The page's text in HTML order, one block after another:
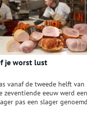
je worst lust
vanaf de tweede helft van
zeventiende eeuw werd een
pas een slager